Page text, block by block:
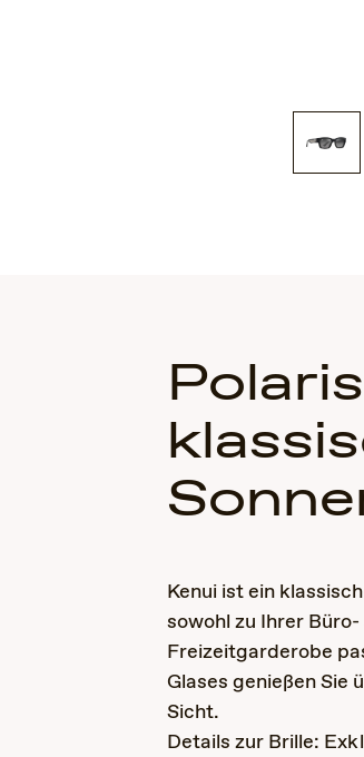
Kenui ist ein
sowohl zu Ihrer
Freizeitgarderobe
Glases genießen Sie
Sicht.
Details zur Brille: